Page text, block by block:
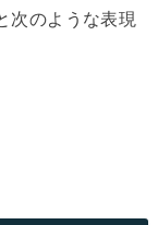
次のような表現